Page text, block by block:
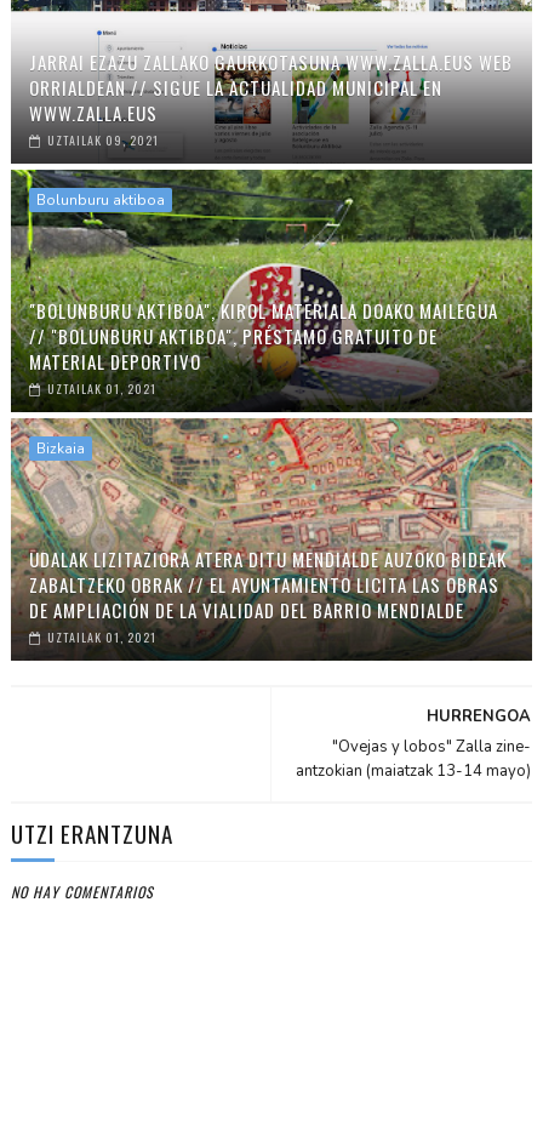
JARRAI EZAZU ZALLAKO GAURKOTASUNA WWW.ZALLA.EUS WEB
ORRIALDEAN // SIGUE LA ACTUALIDAD MUNICIPAL EN
WWW.ZALLA.EUS
UZTAILAK 09, 2021
Bolunburu aktiboa
"BOLUNBURU AKTIBOA", KIROL MATERIALA DOAKO MAILEGUA
// "BOLUNBURU AKTIBOA", PRÉSTAMO GRATUITO DE
MATERIAL DEPORTIVO
UZTAILAK 01, 2021
Bizkaia
UDALAK LIZITAZIORA ATERA DITU MENDIALDE AUZOKO BIDEAK
ZABALTZEKO OBRAK // EL AYUNTAMIENTO LICITA LAS OBRAS
DE AMPLIACIÓN DE LA VIALIDAD DEL BARRIO MENDIALDE
UZTAILAK 01, 2021
HURRENGOA
"Ovejas y lobos" Zalla zine-
antzokian (maiatzak 13-14 mayo)
UTZI ERANTZUNA
NO HAY COMENTARIOS